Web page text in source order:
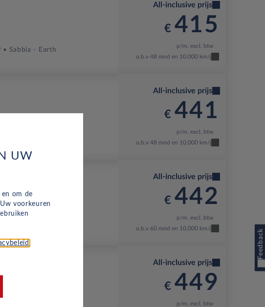
Sabbia - Earth
All-inclusive prijs
€ 415
p/m. excl. btw
o.b.v 48 mnd en 10,000 km/j
All-inclusive prijs
€ 441
p/m. excl. btw
o.b.v 48 mnd en 10,000 km/j
All-inclusive prijs
€ 442
p/m. excl. btw
o.b.v 60 mnd en 10,000 km/j
All-inclusive prijs
€ 449
p/m. excl. btw
Feedback
UW
om de
voorkeuren
.